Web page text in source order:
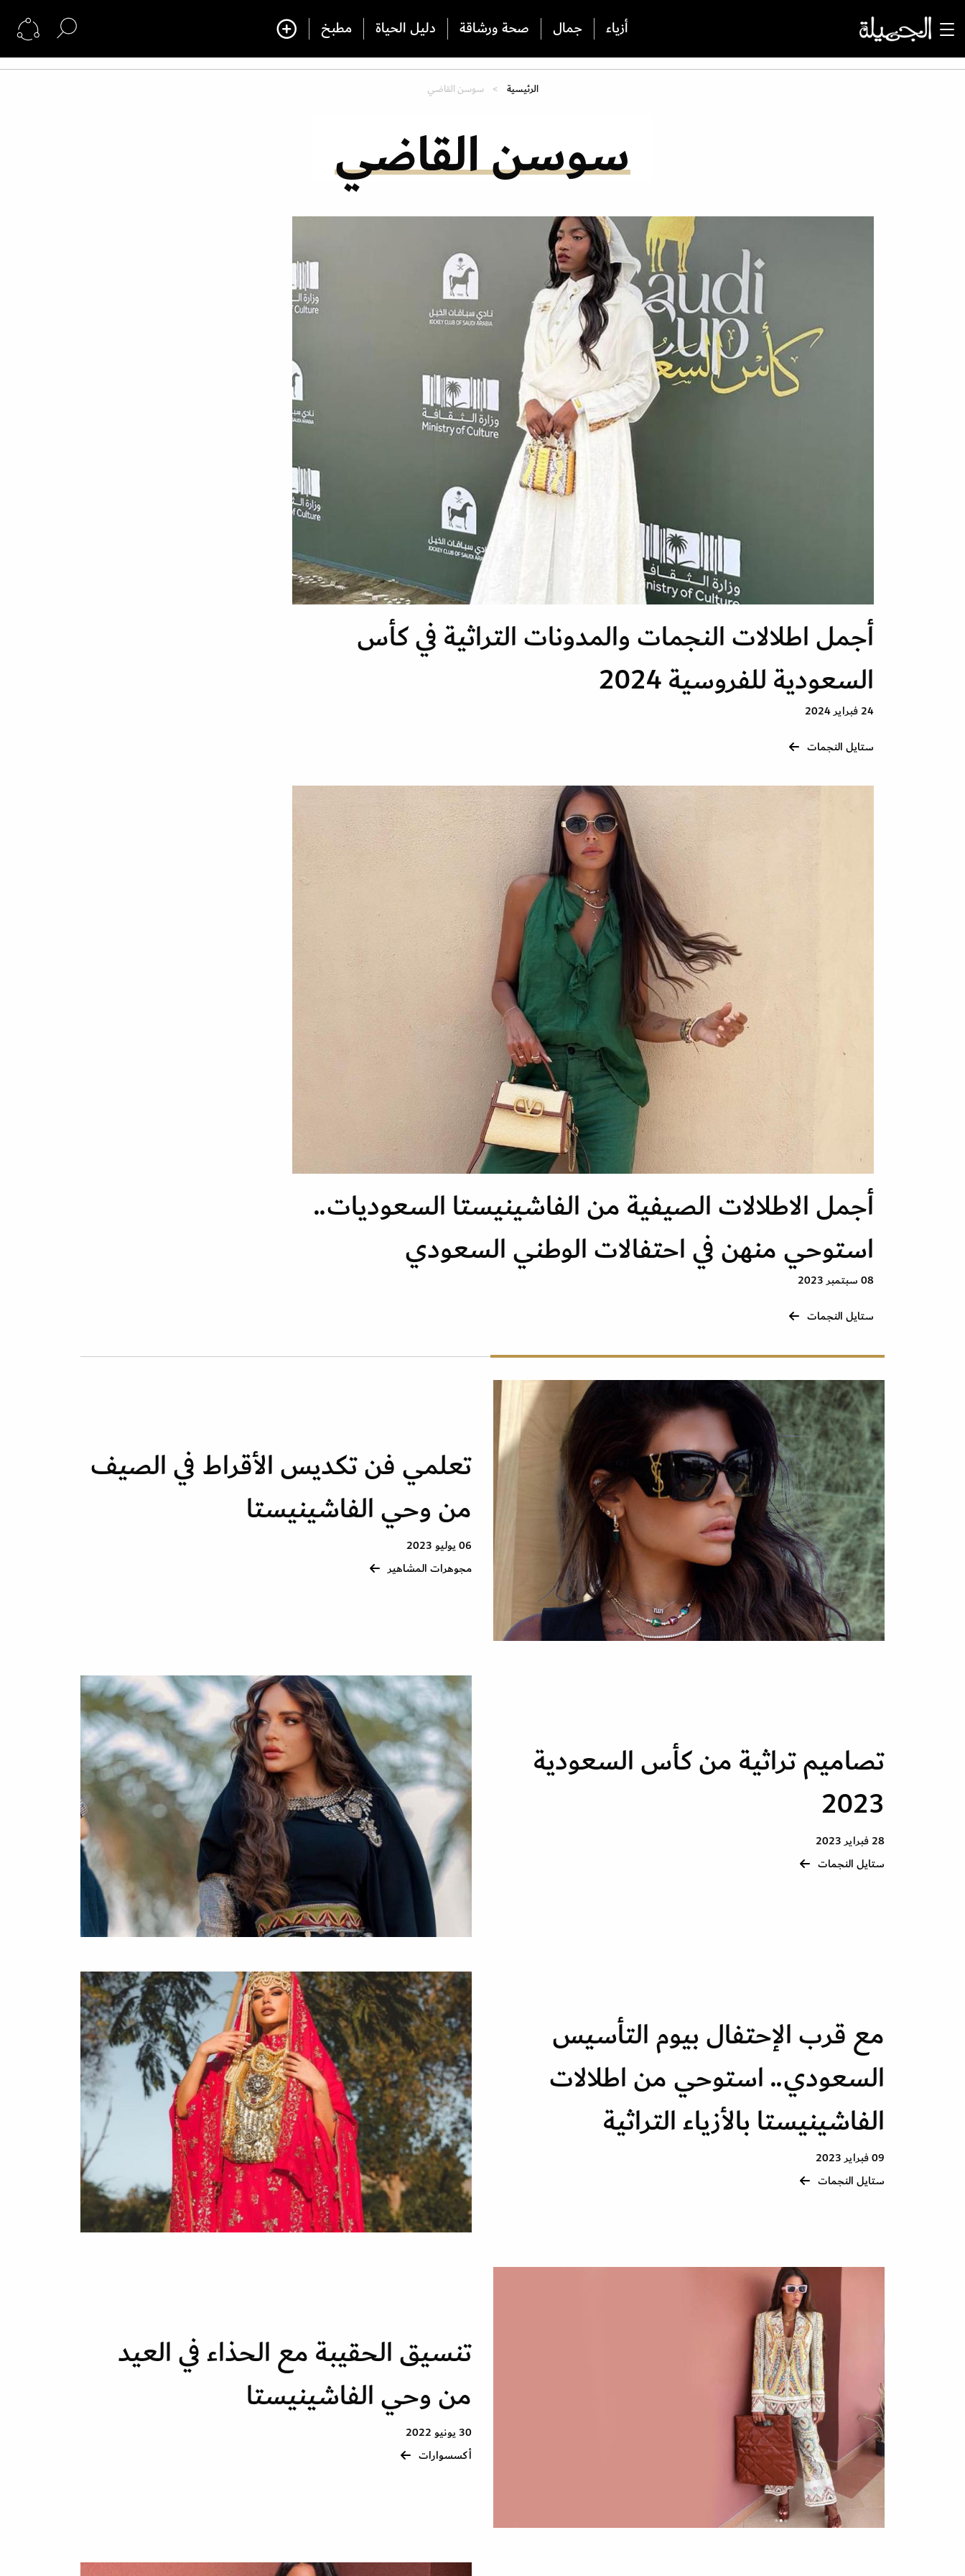
أزياء جمال صحة ورشاقة دليل الحياة مطبخ
الرئيسية سوسن القاضي
سوسن القاضي
أجمل اطلالات النجمات والمدونات التراثية في كأس
السعودية للفروسية 2024
24 فبراير 2024
ستايل النجمات
أجمل الاطلالات الصيفية من الفاشينيستا السعوديات..
استوحي منهن في احتفالات الوطني السعودي
08 سبتمبر 2023
ستايل النجمات
تعلمي فن تكديس الأقراط في الصيف
من وحي الفاشينيستا
06 يوليو 2023
مجوهرات المشاهير
تصاميم تراثية من كأس السعودية
2023
28 فبراير 2023
ستايل النجمات
مع قرب الإحتفال بيوم التأسيس
السعودي.. استوحي من اطلالات
الفاشينيستا بالأزياء التراثية
09 فبراير 2023
ستايل النجمات
تنسيق الحقيبة مع الحذاء في العيد
من وحي الفاشينيستا
30 يونيو 2022
أكسسوارات